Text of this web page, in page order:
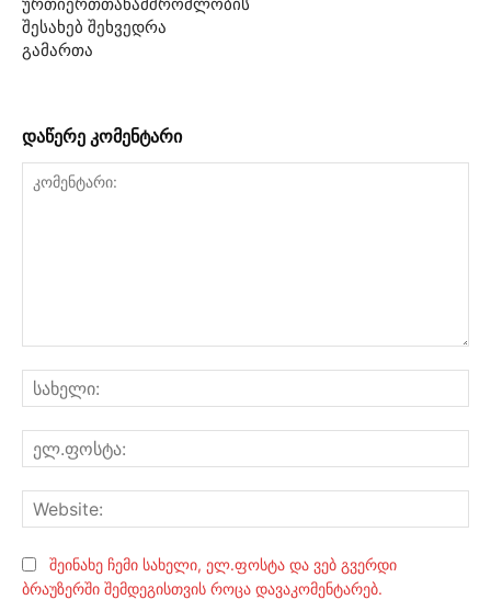
ურთიერთთანამშრომლობის
შესახებ შეხვედრა
გამართა
დაწერე კომენტარი
შეინახე ჩემი სახელი, ელ.ფოსტა და ვებ გვერდი
ბრაუზერში შემდეგისთვის როცა დავაკომენტარებ.